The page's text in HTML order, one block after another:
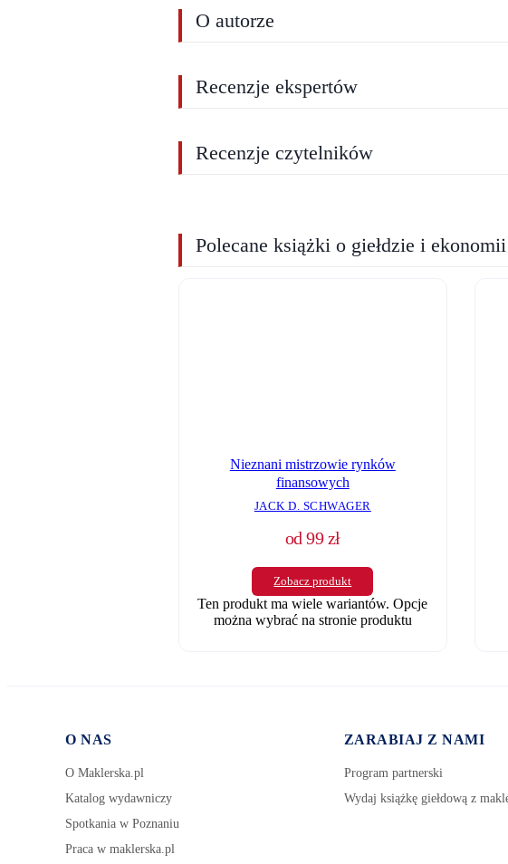
O autorze
Recenzje ekspertów
Recenzje czytelników
Polecane książki o giełdzie i ekonomii
Nieznani mistrzowie rynków
finansowych
JACK D. SCHWAGER
od99zł
Zobacz produkt
Ten produkt ma wiele wariantów. Opcje
można wybrać na stronie produktu
O NAS
O Maklerska.pl
Katalog wydawniczy
Spotkania w Poznaniu
Praca w maklerska.pl
ZARABIAJ Z NAMI
Program partnerski
Wydaj książkę giełdową z